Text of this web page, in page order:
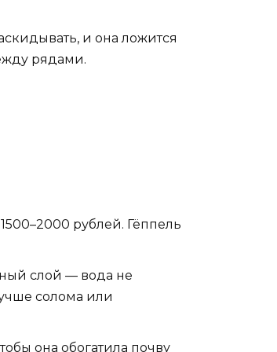
и она ложится
рядами.
рублей. Гёппель
слой — вода не
солома или
она обогатила почву